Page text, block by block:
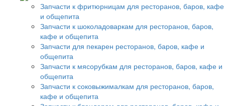
Запчасти к фритюрницам для ресторанов, баров, кафе
и общепита
Запчасти к шоколадоваркам для ресторанов, баров,
кафе и общепита
Запчасти для пекарен ресторанов, баров, кафе и
общепита
Запчасти к мясорубкам для ресторанов, баров, кафе и
общепита
Запчасти к соковыжималкам для ресторанов, баров,
кафе и общепита